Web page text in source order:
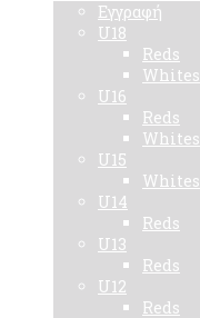
Εγγραφή
U18
Reds
Whites
U16
Reds
Whites
U15
Whites
U14
Reds
U13
Reds
U12
Reds